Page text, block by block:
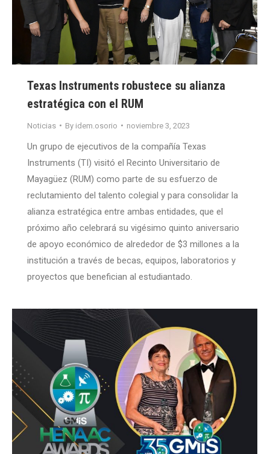
Texas Instruments robustece su alianza
estratégica con el RUM
Noticias By idem.osorio noviembre 3, 2023
Un grupo de ejecutivos de la compañía Texas
Instruments (TI) visitó el Recinto Universitario de
Mayagüez (RUM) como parte de su esfuerzo de
reclutamiento del talento colegial y para consolidar la
alianza estratégica entre ambas entidades, que el
próximo año celebrará su vigésimo quinto aniversario
de apoyo económico de alrededor de $3 millones a la
institución a través de becas, equipos, laboratorios y
proyectos que benefician al estudiantado.